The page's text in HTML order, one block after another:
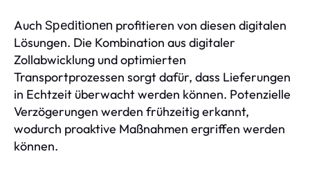
Auch Speditionen profitieren von diesen digitalen
Lösungen. Die Kombination aus digitaler
Zollabwicklung und optimierten
Transportprozessen sorgt dafür, dass Lieferungen
in Echtzeit überwacht werden können. Potenzielle
Verzögerungen werden frühzeitig erkannt,
wodurch proaktive Maßnahmen ergriffen werden
können.